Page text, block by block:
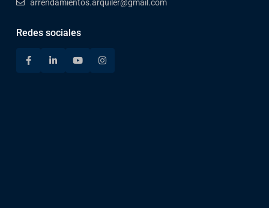
arrendamientos.arquiler@gmail.com
Redes sociales